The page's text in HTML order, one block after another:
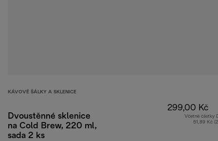
KÁVOVÉ ŠÁLKY A SKLENICE
Dvoustěnné sklenice
na Cold Brew, 220 ml,
sada 2 ks
299,00 Kč
Včetně částky
51,89 Kč